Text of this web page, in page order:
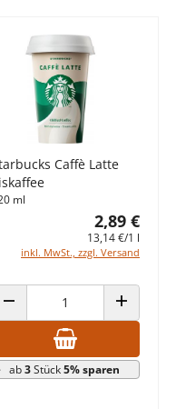
Caffè Latte
ml
2,89 €
13,14 €/1 l
inkl. MwSt., zzgl. Versand
ANZAHL VERRINGERN ANZAHL
ab3Stück5% sparen